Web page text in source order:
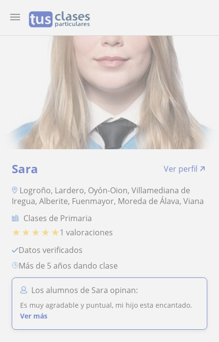
Sara
Ver perfil
Logroño, Lardero, Oyón-Oion, Villamediana de
Iregua, Alberite, Fuenmayor, Moreda de Álava, Viana
Clases de Primaria
★ ★ ★ ★ ★1 valoraciones
Datos verificados
más de 5 años dando clase
Los alumnos de Sara opinan:
Es muy agradable y puntual, mi hijo esta encantado.
Ver más